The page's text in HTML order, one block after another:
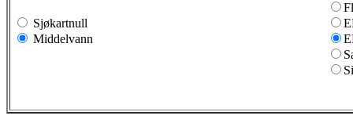
Sjøkartnull
Middelvann